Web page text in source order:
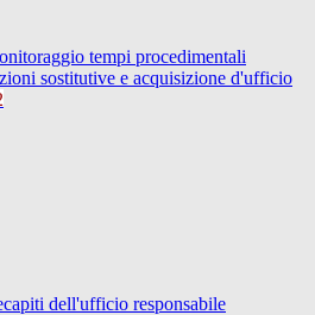
tempi procedimentali
sostitutive e acquisizione d'ufficio
dell'ufficio responsabile